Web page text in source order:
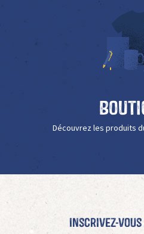
Découvrez les produits
Inscrivez-